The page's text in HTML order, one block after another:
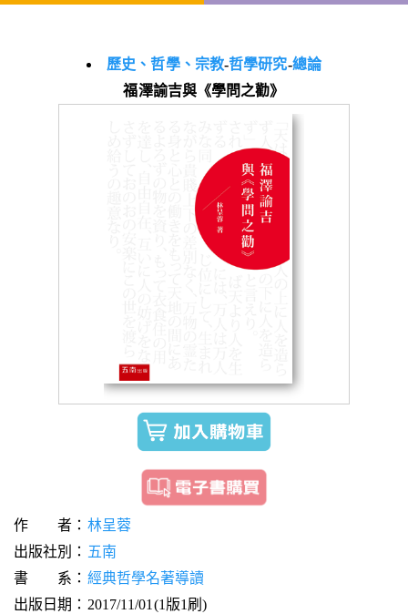
歷史、哲學、宗教-哲學研究-總論
福澤諭吉與《學問之勸》
作 者： 林呈蓉
出版社別： 五南
書 系： 經典哲學名著導讀
出版日期：2017/11/01(1版1刷)